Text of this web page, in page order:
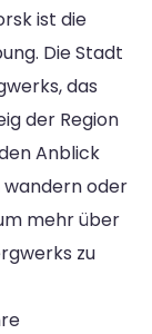
ist die
Die Stadt
das
der Region
Anblick
wandern oder
mehr über
zu